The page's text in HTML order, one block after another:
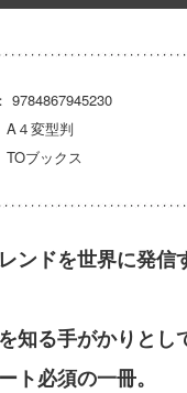
型判
ックス
ンドを世界に発信
知る手がかりとし
ト必須の一冊。